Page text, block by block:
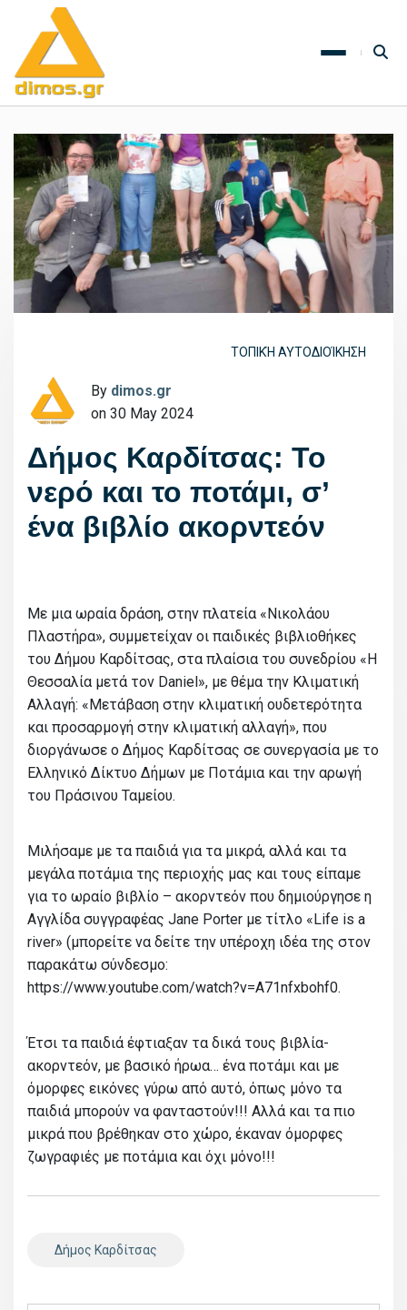
ΤΟΠΙΚΉ ΑΥΤΟΔΙΟΊΚΗΣΗ
By dimos.gr
on 30 May 2024
Δήμος Καρδίτσας: Το
νερό και το ποτάμι, σ’
ένα βιβλίο ακορντεόν
Με μια ωραία δράση, στην πλατεία «Νικολάου
Πλαστήρα», συμμετείχαν οι παιδικές βιβλιοθήκες
του Δήμου Καρδίτσας, στα πλαίσια του συνεδρίου «Η
Θεσσαλία μετά τον Daniel», με θέμα την Κλιματική
Αλλαγή: «Μετάβαση στην κλιματική ουδετερότητα
και προσαρμογή στην κλιματική αλλαγή», που
διοργάνωσε ο Δήμος Καρδίτσας σε συνεργασία με το
Ελληνικό Δίκτυο Δήμων με Ποτάμια και την αρωγή
του Πράσινου Ταμείου.
Μιλήσαμε με τα παιδιά για τα μικρά, αλλά και τα
μεγάλα ποτάμια της περιοχής μας και τους είπαμε
για το ωραίο βιβλίο – ακορντεόν που δημιούργησε η
Αγγλίδα συγγραφέας Jane Porter με τίτλο «Life is a
river» (μπορείτε να δείτε την υπέροχη ιδέα της στον
παρακάτω σύνδεσμο:
https://www.youtube.com/watch?v=A71nfxbohf0.
Έτσι τα παιδιά έφτιαξαν τα δικά τους βιβλία-
ακορντεόν, με βασικό ήρωα… ένα ποτάμι και με
όμορφες εικόνες γύρω από αυτό, όπως μόνο τα
παιδιά μπορούν να φανταστούν!!! Αλλά και τα πιο
μικρά που βρέθηκαν στο χώρο, έκαναν όμορφες
ζωγραφιές με ποτάμια και όχι μόνο!!!
Δήμος Καρδίτσας